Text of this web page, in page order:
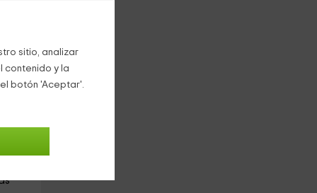
sitio, analizar
contenido y la
botón 'Aceptar'.
No